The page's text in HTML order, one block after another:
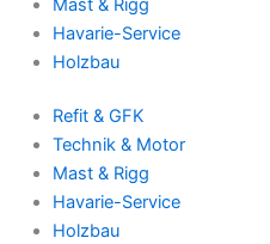
Mast & Rigg
Havarie-Service
Holzbau
Refit & GFK
Technik & Motor
Mast & Rigg
Havarie-Service
Holzbau